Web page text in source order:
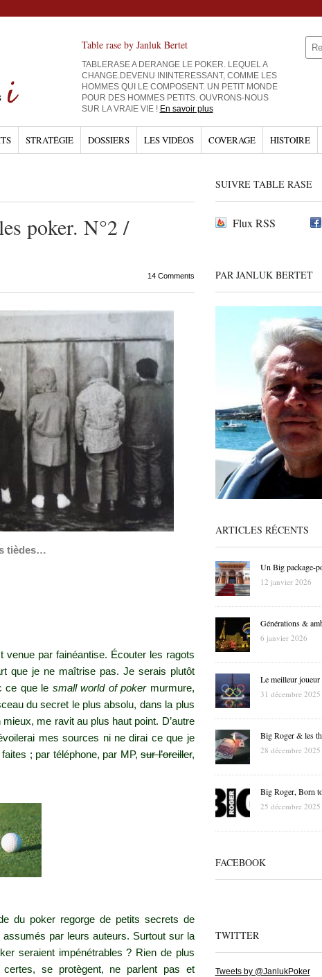
Table rase by Janluk Bertet
TABLERASE A DERANGE LE POKER. LEQUEL A
CHANGE.DEVENU ININTERESSANT, COMME LES
HOMMES QUI LE COMPOSENT. UN PETIT MONDE
POUR DES HOMMES PETITS. OUVRONS-NOUS
SUR LA VRAIE VIE ! En savoir plus
STRATÉGIE DOSSIERS LES VIDÉOS COVERAGE HISTOIRE
poker. N°2 /
14 Comments
tièdes…
venue par fainéantise. Écouter les ragots
que je ne maîtrise pas. Je serais plutôt
ce que le small world of pokermurmure,
du secret le plus absolu, dans la plus
me ravit au plus haut point. D’autre
mes sources ni ne dirai ce que je
; par téléphone, par MP, sur l’oreiller,
du poker regorge de petits secrets de
par leurs auteurs. Surtout sur la
seraient impénétrables ? Rien de plus
se protègent, ne parlent pas et
SUIVRE TABLE RASE
Flux RSS
PAR JANLUK BERTET
ARTICLES RÉCENTS
Un Big package-
12 janvier 2026
Générations &
6 janvier 2026
Le meilleur joueur
31 décembre 2025
Big Roger & les
28 décembre 2025
Big Roger, Born
25 décembre 2025
FACEBOOK
TWITTER
Tweets by @JanlukPoker